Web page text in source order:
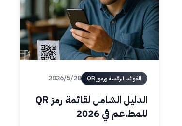
القوائم الرقمية ورموز QR 28‏/5‏/2026
الدليل الشامل لقائمة رمز QR
للمطاعم في 2026